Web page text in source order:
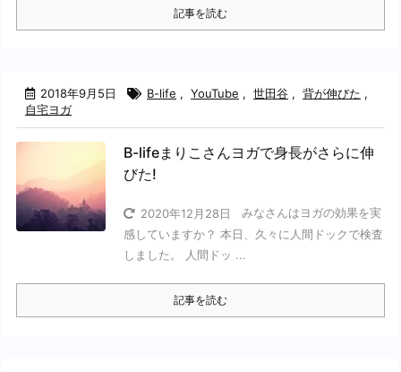
記事を読む
2018年9月5日 B-life , YouTube , 世田谷 , 背が伸びた ,
自宅ヨガ
B-lifeまりこさんヨガで身長がさらに伸
びた!
2020年12月28日
みなさんはヨガの効果を実
感していますか？ 本日、久々に人間ドックで検査
しました。 人間ドッ ...
記事を読む